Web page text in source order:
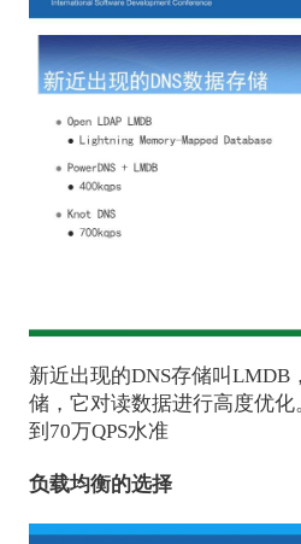
新近出现的DNS存储叫LMDB
储，它对读数据进行高度优化
到70万QPS水准
负载均衡的选择